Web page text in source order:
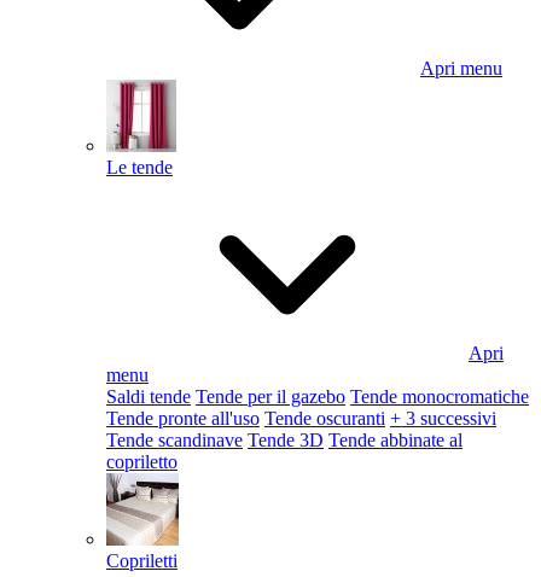
Apri menu
Le tende
Apri
menu
Saldi tende Tende per il gazebo Tende monocromatiche
Tende pronte all'uso Tende oscuranti + 3 successivi
Tende scandinave Tende 3D Tende abbinate al
copriletto
Copriletti